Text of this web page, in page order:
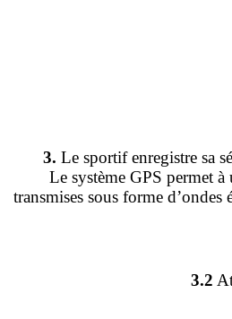
3. Le sportif enregistre sa
Le système GPS permet
transmises sous forme
3.2